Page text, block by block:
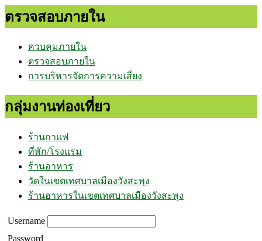
ตรวจสอบภายใน
ควบคุมภายใน
ตรวจสอบภายใน
การบริหารจัดการความเสี่ยง
กลุ่มงานท่องเที่ยว
ร้านกาแฟ
ที่พัก/โรงแรม
ร้านอาหาร
วัดในเขตเทศบาลเมืองวังสะพุง
ร้านอาหารในเขตเทศบาลเมืองวังสะพุง
Username
Password